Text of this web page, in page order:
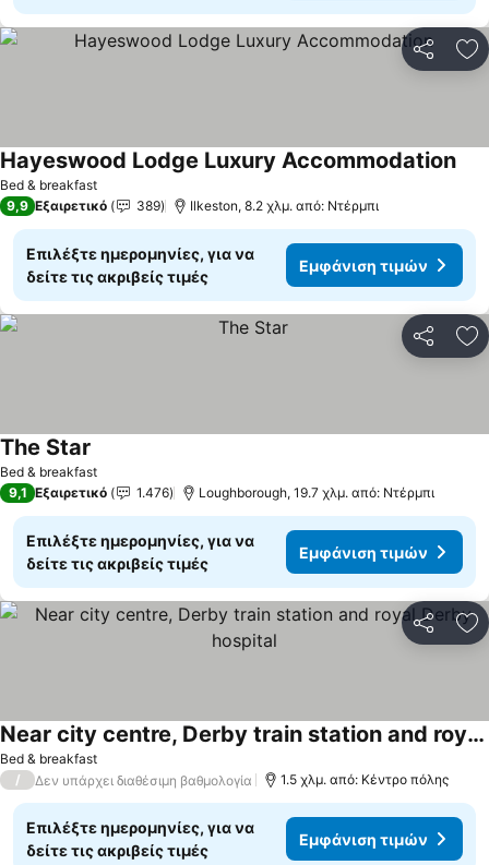
Bed & breakfast
Hayeswood Lodge Luxury Accommodation
9,9 Εξαιρετικό 389 Ilkeston, 8.2 χλμ. από: Ντέρμπι
Επιλέξτε ημερομηνίες, για να
δείτε τις ακριβείς τιμές
Εμφάνιση τιμών
Bed & breakfast
The Star
9,1 Εξαιρετικό 1.476 Loughborough, 19.7 χλμ. από: Ντέρμπι
Επιλέξτε ημερομηνίες, για να
δείτε τις ακριβείς τιμές
Εμφάνιση τιμών
Bed & breakfast
Near city centre, Derby train station and royal Derby hospital
Εμφάνιση τιμών
/ Δεν υπάρχει διαθέσιμη βαθμολογία 1.5 χλμ. από: Κέντρο πόλης
Επιλέξτε ημερομηνίες, για να
δείτε τις ακριβείς τιμές
Εμφάνιση τιμών